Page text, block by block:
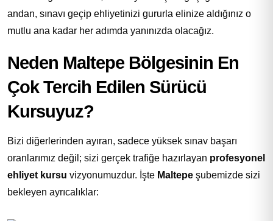
andan, sınavı geçip ehliyetinizi gururla elinize aldığınız o
mutlu ana kadar her adımda yanınızda olacağız.
Neden Maltepe Bölgesinin En
Çok Tercih Edilen Sürücü
Kursuyuz?
Bizi diğerlerinden ayıran, sadece yüksek sınav başarı
oranlarımız değil; sizi gerçek trafiğe hazırlayan profesyonel
ehliyet kursu vizyonumuzdur. İşte Maltepe şubemizde sizi
bekleyen ayrıcalıklar: